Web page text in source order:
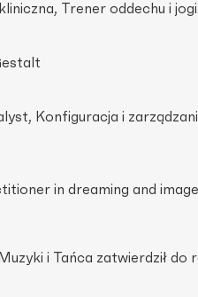
Trener oddechu i
Konfiguracja i
in dreaming and
i Tańca zatwierdził do